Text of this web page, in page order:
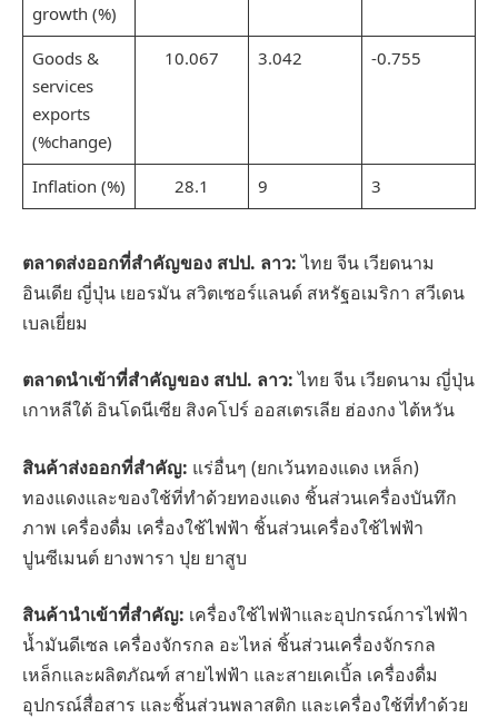
growth (%)
Goods &
services
exports
(%change)
10.067 3.042 -0.755
Inflation (%) 28.1 9 3
ตลาดส่งออกที่สำคัญของ สปป. ลาว:ไทย จีน เวียดนาม
อินเดีย ญี่ปุ่น เยอรมัน สวิตเซอร์แลนด์ สหรัฐอเมริกา สวีเดน
เบลเยี่ยม
ตลาดนำเข้าที่สำคัญของ สปป. ลาว:ไทย จีน เวียดนาม ญี่ปุ่น
เกาหลีใต้ อินโดนีเซีย สิงคโปร์ ออสเตรเลีย ฮ่องกง ไต้หวัน
สินค้าส่งออกที่สำคัญ: แร่อื่นๆ (ยกเว้นทองแดง เหล็ก)
ทองแดงและของใช้ที่ทำด้วยทองแดง ชิ้นส่วนเครื่องบันทึก
ภาพ เครื่องดื่ม เครื่องใช้ไฟฟ้า ชิ้นส่วนเครื่องใช้ไฟฟ้า
ปูนซีเมนต์ ยางพารา ปุย ยาสูบ
สินค้านำเข้าที่สำคัญ: เครื่องใช้ไฟฟ้าและอุปกรณ์การไฟฟ้า
น้ำมันดีเซล เครื่องจักรกล อะไหล่ ชิ้นส่วนเครื่องจักรกล
เหล็กและผลิตภัณฑ์ สายไฟฟ้า และสายเคเบิ้ล เครื่องดื่ม
อุปกรณ์สื่อสาร และชิ้นส่วนพลาสติก และเครื่องใช้ที่ทำด้วย